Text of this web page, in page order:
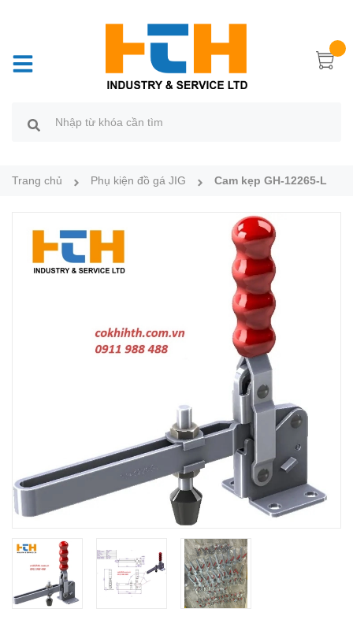
Trang chủ Phụ kiện đồ gá JIG Cam kẹp GH-12265-L